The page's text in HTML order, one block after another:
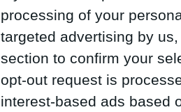
processing of your
targeted advertising by
section to confirm your
opt-out request is
interest-based ads based